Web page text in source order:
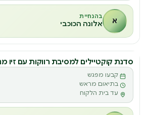
א בהנחיית
אלונה הכוכבי
סדנה
ס
סדנת קוקטיילים למסיבת רווקות עם זיו
קבעו מפגש
בתיאום מראש
עד בית הלקוח